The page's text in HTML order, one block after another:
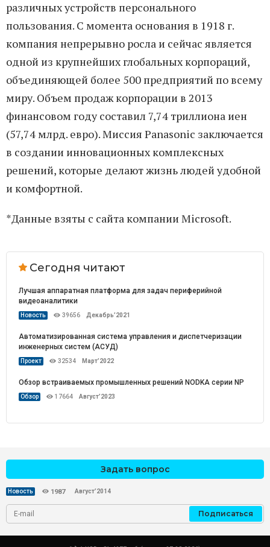
различных устройств персонального
пользования. С момента основания в 1918 г.
компания непрерывно росла и сейчас является
одной из крупнейших глобальных корпораций,
объединяющей более 500 предприятий по всему
миру. Объем продаж корпорации в 2013
финансовом году составил 7,74 триллиона иен
(57,74 млрд. евро). Миссия Panasonic заключается
в создании инновационных комплексных
решений, которые делают жизнь людей удобной
и комфортной.
*Данные взяты с сайта компании Microsoft.
Сегодня читают
Лучшая аппаратная платформа для задач периферийной
видеоаналитики
Новость 39656 Декабрь’2021
Автоматизированная система управления и диспетчеризации
инженерных систем (АСУД)
Проект 32534 Март’2022
Обзор встраиваемых промышленных решений NODKA серии NP
Обзор 17664 Август’2023
Задать вопрос
Новость 1987 Август’2014
Подписаться